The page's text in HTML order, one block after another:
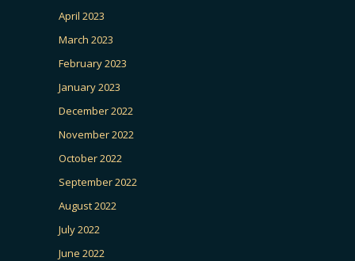
April 2023
March 2023
February 2023
January 2023
December 2022
November 2022
October 2022
September 2022
August 2022
July 2022
June 2022